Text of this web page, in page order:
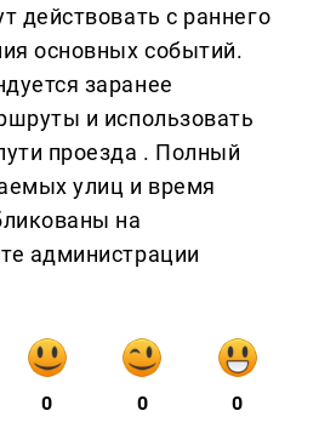
действовать с раннего
основных событий.
заранее
и использовать
проезда . Полный
улиц и время
на
администрации
0 0 0